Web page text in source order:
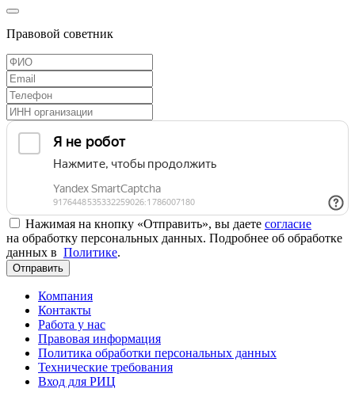
Правовой советник
Нажимая на кнопку «Отправить», вы даете согласие
на обработку персональных данных. Подробнее об обработке
данных в Политике.
Отправить
Компания
Контакты
Работа у нас
Правовая информация
Политика обработки персональных данных
Технические требования
Вход для РИЦ